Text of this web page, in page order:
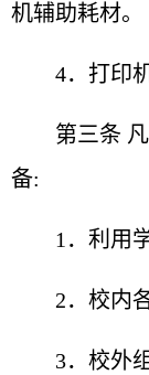
机辅助耗材。
4．打印
第三条
备:
1．利用
2．校内
3．校外